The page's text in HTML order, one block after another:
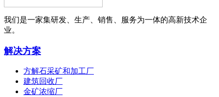
我们是一家集研发、生产、销售、服务为一体的高新技术企
业。
解决方案
方解石采矿和加工厂
建筑回收厂
金矿浓缩厂